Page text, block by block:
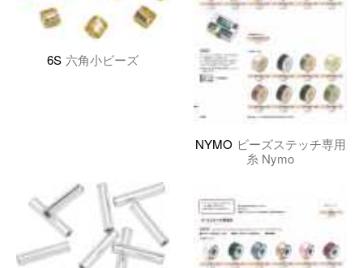
6S 六角小ビーズ
NYMO ビーズステッチ専用
糸 Nymo